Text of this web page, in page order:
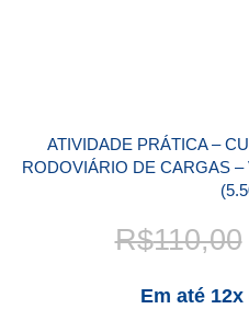
ATIVIDADE PRÁTICA –
RODOVIÁRIO DE CARGAS –
R$110,00
Em até 12x